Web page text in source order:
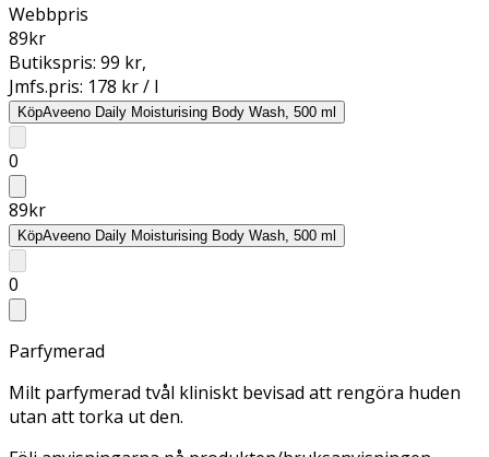
Webbpris
89kr
Butikspris: 99 kr,
Jmfs.pris: 178 kr / l
KöpAveeno Daily Moisturising Body Wash, 500 ml
0
89kr
KöpAveeno Daily Moisturising Body Wash, 500 ml
0
Parfymerad
Milt parfymerad tvål kliniskt bevisad att rengöra huden
utan att torka ut den.